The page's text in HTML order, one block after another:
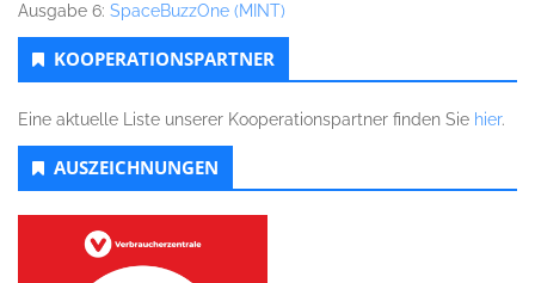
Ausgabe 6: SpaceBuzzOne (MINT)
KOOPERATIONSPARTNER
Eine aktuelle Liste unserer Kooperationspartner finden Sie hier.
AUSZEICHNUNGEN